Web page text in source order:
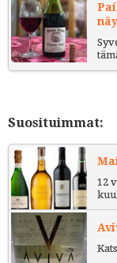
Suosituimmat:
12